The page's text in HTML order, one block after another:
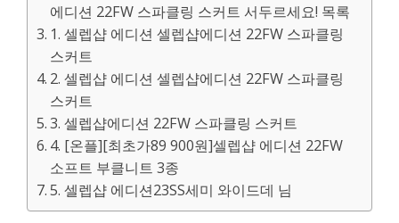
에디션 22FW 스파클링 스커트 서두르세요! 목록
1. 셀렙샵 에디션 셀렙샵에디션 22FW 스파클링
스커트
2. 셀렙샵 에디션 셀렙샵에디션 22FW 스파클링
스커트
3. 셀렙샵에디션 22FW 스파클링 스커트
4. [온플][최초가89 900원]셀렙샵 에디션 22FW
소프트 부클니트 3종
5. 셀렙샵 에디션23SS세미 와이드데 님